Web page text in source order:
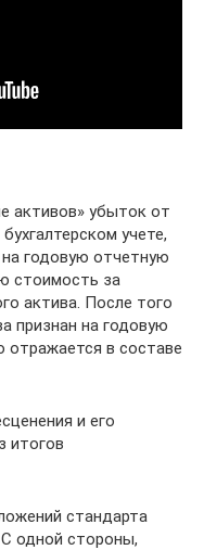
активов» убыток от
учете,
годовую отчетную
стоимость за
актива. После того
признан на годовую
отражается в составе
и его
итогов
стандарта
одной стороны,